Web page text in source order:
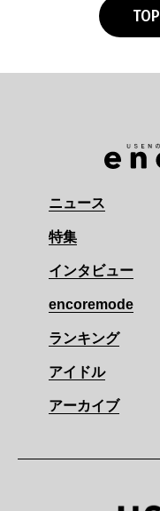
ニュース
特集
インタビュー
encoremode
ランキング
アイドル
アーカイブ